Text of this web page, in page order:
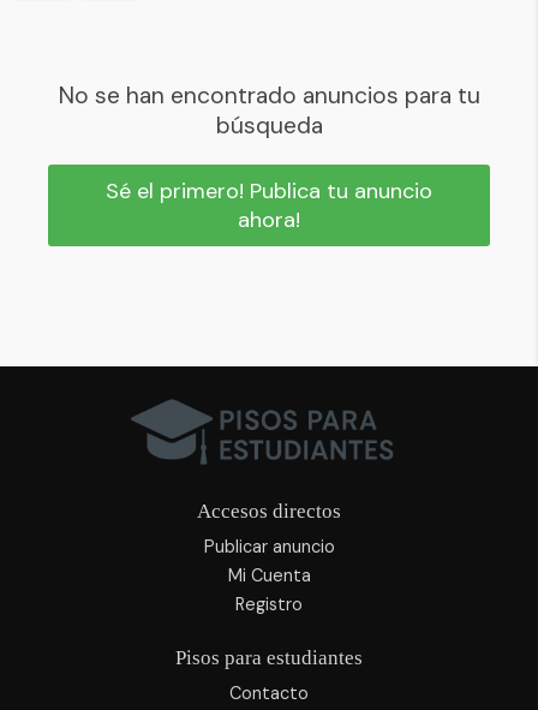
No se han encontrado anuncios para tu
búsqueda
Sé el primero! Publica tu anuncio
ahora!
Accesos directos
Publicar anuncio
Mi Cuenta
Registro
Pisos para estudiantes
Contacto